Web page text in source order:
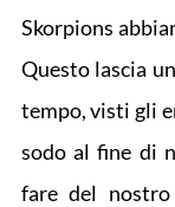
Skorpions
Questo lascia
tempo, visti gli
sodo al fine di
fare del